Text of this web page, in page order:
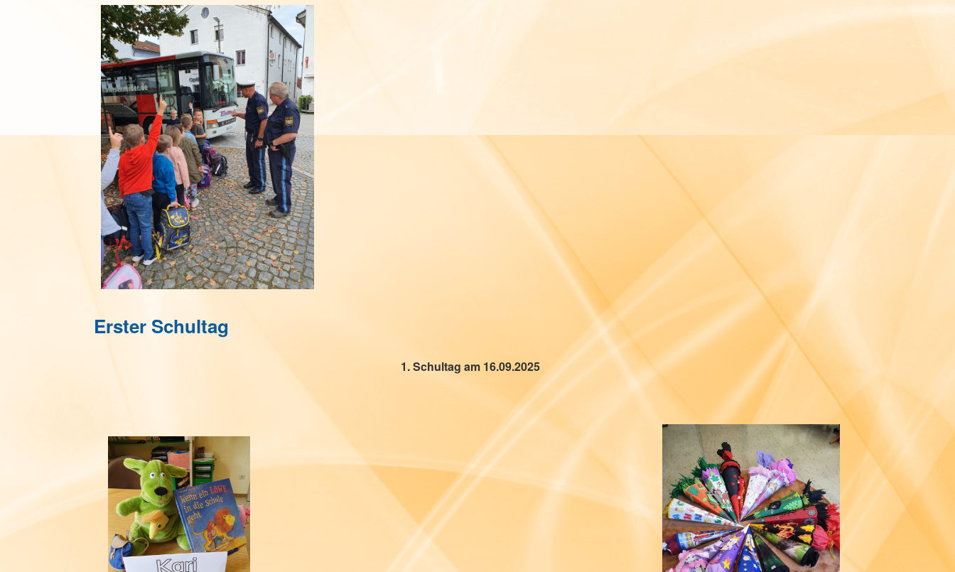
Erster Schultag
1. Schultag am 16.09.2025